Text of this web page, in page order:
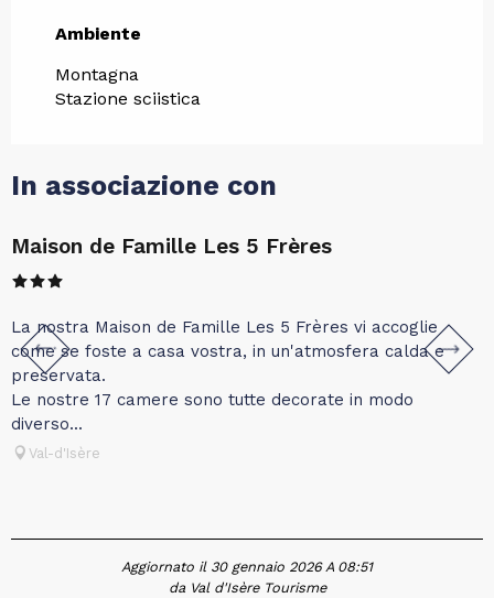
Ambiente
Ambiente
Montagna
Stazione sciistica
In associazione con
Maison de Famille Les 5 Frères
La nostra Maison de Famille Les 5 Frères vi accoglie
come se foste a casa vostra, in un'atmosfera calda e
preservata.
Le nostre 17 camere sono tutte decorate in modo
diverso...
Val-d'Isère
Aggiornato il 30 gennaio 2026 A 08:51
da Val d'Isère Tourisme